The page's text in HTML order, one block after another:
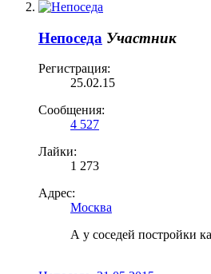
Непоседа Участник
Регистрация:
25.02.15
Сообщения:
4 527
Лайки:
1 273
Адрес:
Москва
А у соседей постройки